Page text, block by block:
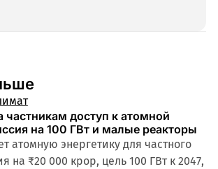
частникам доступ к атомной
на 100 ГВт и малые реакторы
атомную энергетику для частного
на ₹20 000 крор, цель 100 ГВт к 2047,